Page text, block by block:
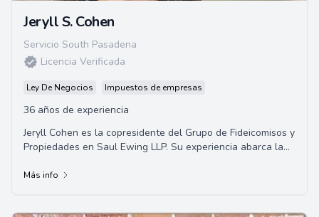
Jeryll S. Cohen
Servicio South Pasadena
Licencia Verificada
Ley De Negocios Impuestos de empresas
36 años de experiencia
Jeryll Cohen es la copresidente del Grupo de Fideicomisos y
Propiedades en Saul Ewing LLP. Su experiencia abarca la
Más info